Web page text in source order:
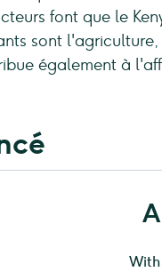
font que le
sont
également à
With